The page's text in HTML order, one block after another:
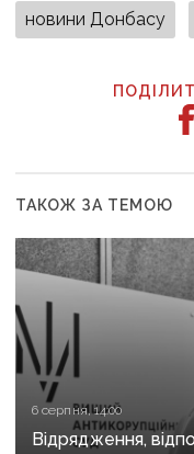
новини Донбасу
ТАКОЖ ЗА ТЕМОЮ
6 серпня, 14:00
Відрядження,